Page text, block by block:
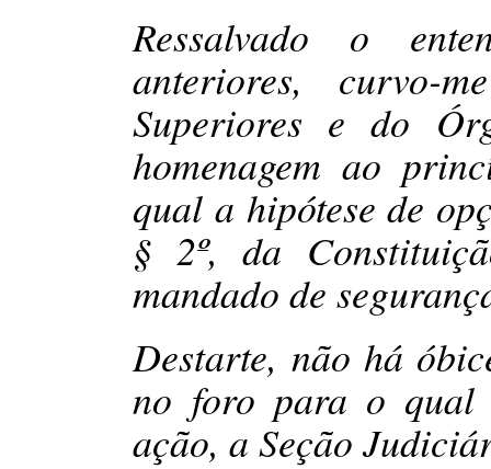
Ressalvado o
anteriores, curvo-
Superiores e do
homenagem ao
qual a hipótese de
§ 2º, da
mandado de
Destarte, não há
no foro para o qual
ação, a Seção